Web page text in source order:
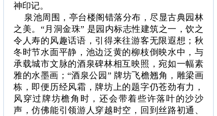
神印记。
泉池周围，亭台楼阁错落分布，尽显古典园林
之美。“月洞金珠” 是园内标志性建筑之一，饮之
令人寿的风趣话语，引得来往游客无限遐想；秋
冬时节水面平静，池边泛黄的柳枝倒映水中，与
承载城市文脉的酒泉碑林相互映照，宛如一幅素
雅的水墨画；“酒泉公园” 牌坊飞檐翘角，雕梁画
栋，即便历经风霜，牌坊上的题字仍苍劲有力，
风穿过牌坊檐角时，还会带着些许落叶的沙沙
声，仿佛能引领游人穿越时空，回到丝路初通、